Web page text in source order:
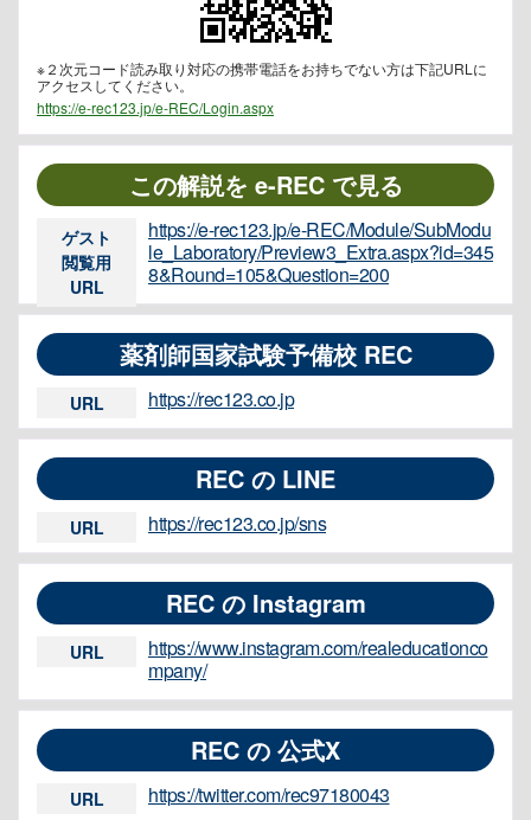
※２次元コード読み取り対応の携帯電話をお持ちでない方は下記URLに
アクセスしてください。
https://e-rec123.jp/e-REC/Login.aspx
この解説を e-REC で見る
ゲスト
閲覧用
URL
https://e-rec123.jp/e-REC/Module/SubModu
le_Laboratory/Preview3_Extra.aspx?id=345
8&Round=105&Question=200
薬剤師国家試験予備校 REC
URL https://rec123.co.jp
REC の LINE
URL https://rec123.co.jp/sns
REC の Instagram
URL
https://www.instagram.com/realeducationco
mpany/
REC の 公式X
URL https://twitter.com/rec97180043